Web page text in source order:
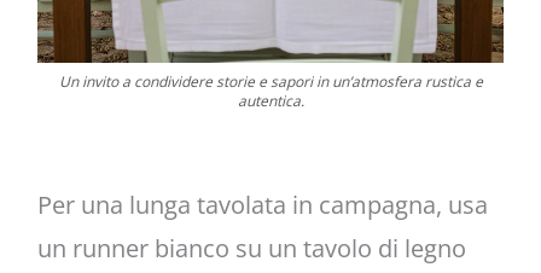
Un invito a condividere storie e sapori in un’atmosfera rustica e
autentica.
Per una lunga tavolata in campagna, usa
un runner bianco su un tavolo di legno